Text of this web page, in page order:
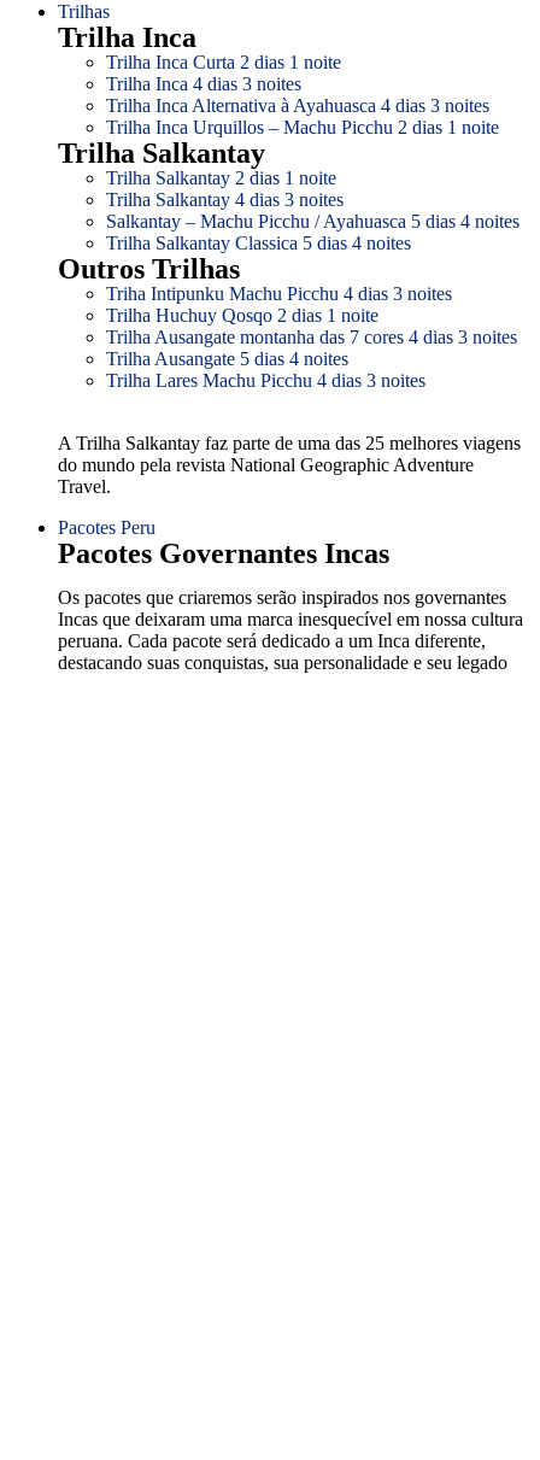
Trilhas
Trilha Inca
Trilha Inca Curta 2 dias 1 noite
Trilha Inca 4 dias 3 noites
Trilha Inca Alternativa à Ayahuasca 4 dias 3 noites
Trilha Inca Urquillos – Machu Picchu 2 dias 1 noite
Trilha Salkantay
Trilha Salkantay 2 dias 1 noite
Trilha Salkantay 4 dias 3 noites
Salkantay – Machu Picchu / Ayahuasca 5 dias 4 noites
Trilha Salkantay Classica 5 dias 4 noites
Outros Trilhas
Triha Intipunku Machu Picchu 4 dias 3 noites
Trilha Huchuy Qosqo 2 dias 1 noite
Trilha Ausangate montanha das 7 cores 4 dias 3 noites
Trilha Ausangate 5 dias 4 noites
Trilha Lares Machu Picchu 4 dias 3 noites
A Trilha Salkantay faz parte de uma das 25 melhores viagens
do mundo pela revista National Geographic Adventure
Travel.
Pacotes Peru
Pacotes Governantes Incas
Os pacotes que criaremos serão inspirados nos governantes
Incas que deixaram uma marca inesquecível em nossa cultura
peruana. Cada pacote será dedicado a um Inca diferente,
destacando suas conquistas, sua personalidade e seu legado